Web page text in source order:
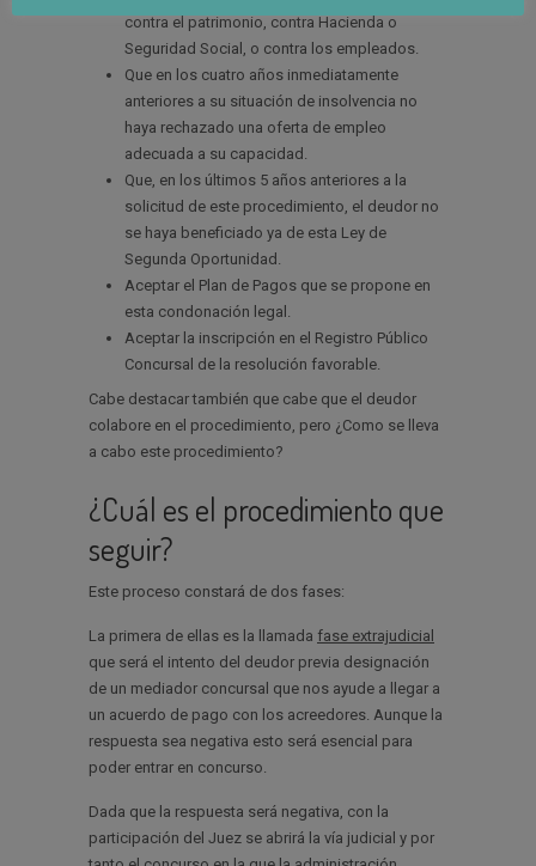
contra el patrimonio, contra Hacienda o
Seguridad Social, o contra los empleados.
Que en los cuatro años inmediatamente
anteriores a su situación de insolvencia no
haya rechazado una oferta de empleo
adecuada a su capacidad.
Que, en los últimos 5 años anteriores a la
solicitud de este procedimiento, el deudor no
se haya beneficiado ya de esta Ley de
Segunda Oportunidad.
Aceptar el Plan de Pagos que se propone en
esta condonación legal.
Aceptar la inscripción en el Registro Público
Concursal de la resolución favorable.
Cabe destacar también que cabe que el deudor
colabore en el procedimiento, pero ¿Como se lleva
a cabo este procedimiento?
¿Cuál es el procedimiento que
seguir?
Este proceso constará de dos fases:
La primera de ellas es la llamada fase extrajudicial
que será el intento del deudor previa designación
de un mediador concursal que nos ayude a llegar a
un acuerdo de pago con los acreedores. Aunque la
respuesta sea negativa esto será esencial para
poder entrar en concurso.
Dada que la respuesta será negativa, con la
participación del Juez se abrirá la vía judicial y por